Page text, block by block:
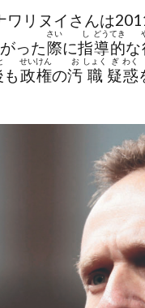
ワリヌイさんは
がった際
さい
に指
し
導
どう
的
てき
な
も政
せい
権
けん
の汚
お
職
しょく
疑
ぎ
惑
わく